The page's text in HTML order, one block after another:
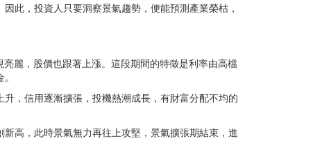
此，投資人只要洞察景氣趨勢，便能預測產業榮枯，
麗，股價也跟著上漲。這段期間的特徵是利率由高檔
，信用逐漸擴張，投機熱潮成長，有財富分配不均的
高，此時景氣無力再往上攻堅，景氣擴張期結束，進